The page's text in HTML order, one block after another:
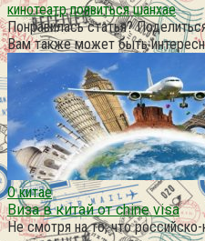
кинотеатр появиться шанхае
Понравилась статья?
Вам также может быть
О китае
Виза в китай от chine visa
Не смотря на то, что